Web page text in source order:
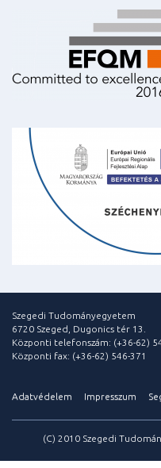
Szegedi Tudományegyetem
6720 Szeged, Dugonics tér 13.
Központi telefonszám: (+36-62)
Központi fax: (+36-62) 546-371
Adatvédelem Impresszum
(C) 2010 Szegedi